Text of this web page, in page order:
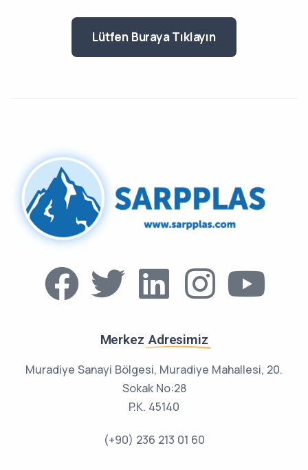
Lütfen Buraya Tıklayın
MerkezAdresimiz
Muradiye Sanayi Bölgesi, Muradiye Mahallesi, 20.
Sokak No:28
P.K. 45140
(+90) 236 213 01 60